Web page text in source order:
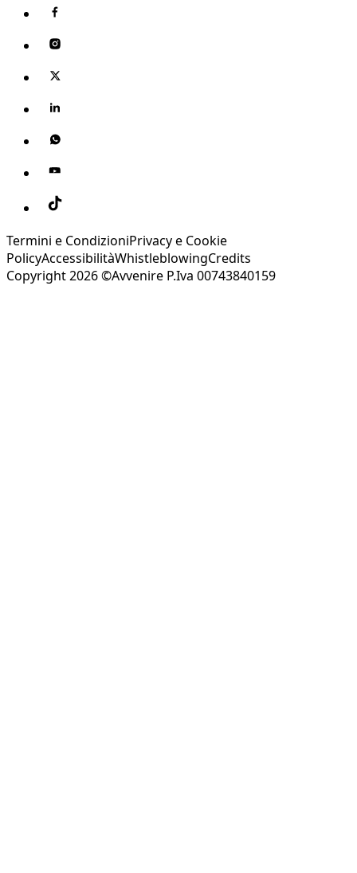
Termini e CondizioniPrivacy e Cookie
PolicyAccessibilitàWhistleblowingCredits
Copyright 2026 ©Avvenire P.Iva 00743840159